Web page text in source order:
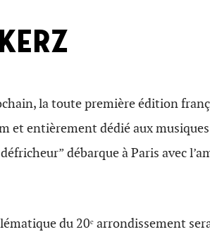
la toute première édition
et entièrement dédié aux
débarque à Paris avec
du 20ᵉ arrondissement